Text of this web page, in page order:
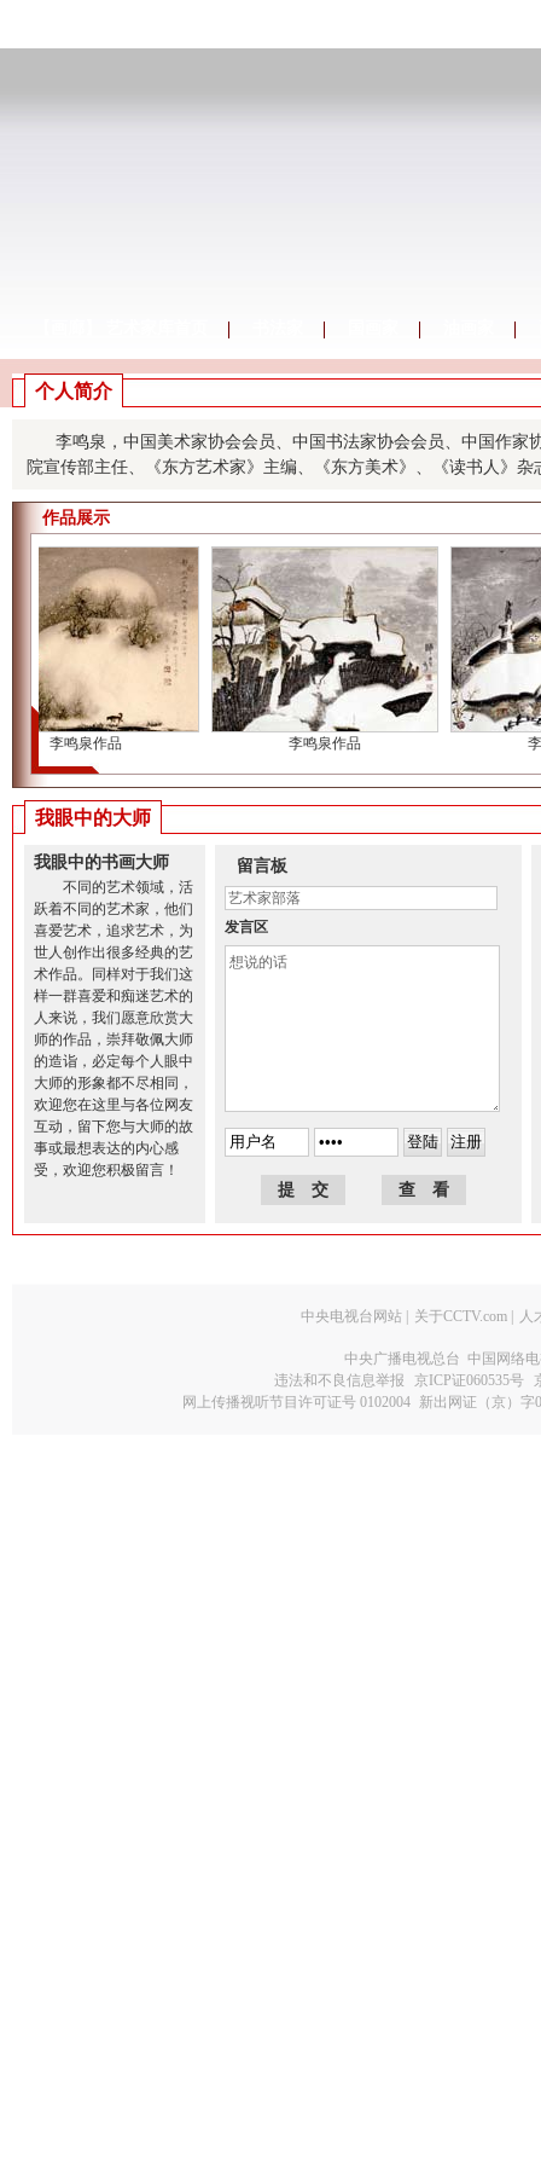
个人简介
李鸣泉，中国美术家协会会员、中国书法家协会会员、中国作家
院宣传部主任、《东方艺术家》主编、《东方美术》、《读书人》杂
作品展示
李鸣泉作品 李鸣泉作品
我眼中的大师
我眼中的书画大师
不同的艺术领域，活
跃着不同的艺术家，他们
喜爱艺术，追求艺术，为
世人创作出很多经典的艺
术作品。同样对于我们这
样一群喜爱和痴迷艺术的
人来说，我们愿意欣赏大
师的作品，崇拜敬佩大师
的造诣，必定每个人眼中
大师的形象都不尽相同，
欢迎您在这里与各位网友
互动，留下您与大师的故
事或最想表达的内心感
受，欢迎您积极留言！
留言板
发言区
中央电视台网站 关于CCTV.com 人
中央广播电视总台 中国网络
违法和不良信息举报
京ICP证060535号
网上传播视听节目许可证号 0102004 新出网证（京）